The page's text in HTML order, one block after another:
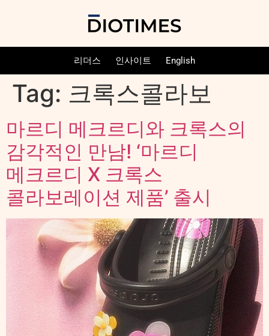
리더스 인사이트 English
Tag: 크록스콜라보
마르디 메크르디와 크록스의
감각적인 만남! ‘마르디
메크르디 X 크록스
콜라보레이션 제품’ 출시